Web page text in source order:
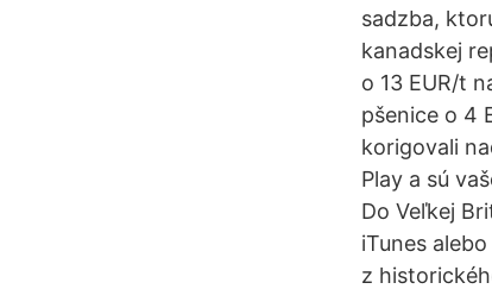
sadzba,
kanadskej
o 13 EUR/t
pšenice o 4
korigovali
Play a sú
Do Veľkej
iTunes
z